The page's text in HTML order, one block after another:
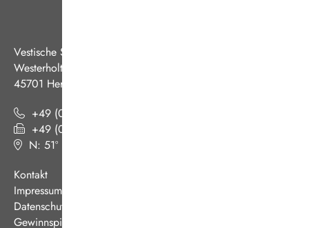
Vestische Straßenbahnen GmbH
Westerholter Straße 550
45701 Herten
+49 (0) 2366 186 - 0
+49 (0) 2366 186 - 444
N: 51º 36’ 38“ E: 07º 08’ 07“
Kontakt
Impressum
Datenschutz
Gewinnspiel AGB